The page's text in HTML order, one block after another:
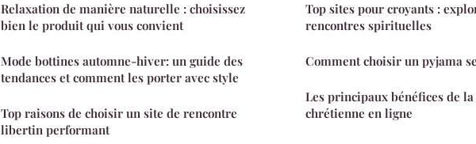
Relaxation de manière naturelle : choisissez
bien le produit qui vous convient
Mode bottines automne-hiver: un guide des
tendances et comment les porter avec style
Top raisons de choisir un site de rencontre
libertin performant
Top sites pour croyants :
rencontres spirituelles
Comment choisir un pyjama
Les principaux bénéfices de
chrétienne en ligne